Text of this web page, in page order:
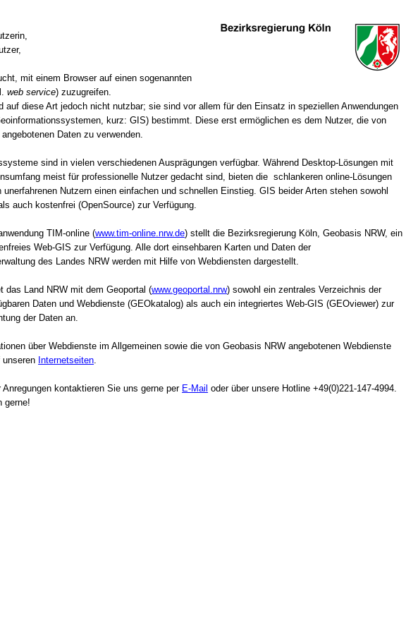
mit einem Browser auf einen sogenannten
web service) zuzugreifen.
auf diese Art jedoch nicht nutzbar; sie sind vor allem für den Einsatz in speziellen Anwendungen
kurz: GIS) bestimmt. Diese erst ermöglichen es dem Nutzer, die von
Daten zu verwenden.
sind in vielen verschiedenen Ausprägungen verfügbar. Während Desktop-Lösungen mit
meist für professionelle Nutzer gedacht sind, bieten die schlankeren online-Lösungen
unerfahrenen Nutzern einen einfachen und schnellen Einstieg. GIS beider Arten stehen sowohl
auch kostenfrei (OpenSource) zur Verfügung.
TIM-online (www.tim-online.nrw.de) stellt die Bezirksregierung Köln, Geobasis NRW, ein
Web-GIS zur Verfügung. Alle dort einsehbaren Karten und Daten der
des Landes NRW werden mit Hilfe von Webdiensten dargestellt.
das Land NRW mit dem Geoportal (www.geoportal.nrw) sowohl ein zentrales Verzeichnis der
Daten und Webdienste (GEOkatalog) als auch ein integriertes Web-GIS (GEOviewer) zur
der Daten an.
über Webdienste im Allgemeinen sowie die von Geobasis NRW angebotenen Webdienste
unseren Internetseiten.
Anregungen kontaktieren Sie uns gerne per E-Mail oder über unsere Hotline +49(0)221-147-4994.
gerne!